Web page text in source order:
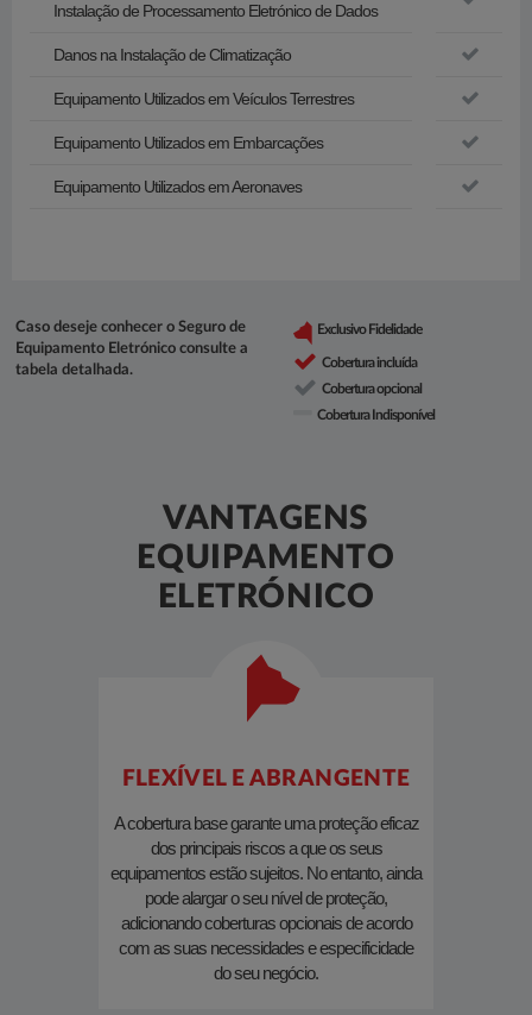
Instalação de Processamento Eletrónico de Dados
Danos na Instalação de Climatização
Equipamento Utilizados em Veículos Terrestres
Equipamento Utilizados em Embarcações
Equipamento Utilizados em Aeronaves
Cas​o deseje conhecer o Seguro de
Equipamento Eletrónico consulte a
tabela detalhada.
Exclusivo Fidelidade
Cobertura incluída
Cobertura opcional
Cobertura Indisponível
VANTAGENS
EQUIPAMENTO
ELETRÓNICO
FLEXÍVEL E ABRANGENTE
A cobertura base garante uma proteção eficaz
dos principais riscos a que os seus
equipamentos estão sujeitos. No entanto, ainda
pode alargar o seu nível de proteção,
adicionando coberturas opcionais de acordo
com as suas necessidades e especificidade
do seu negócio.​